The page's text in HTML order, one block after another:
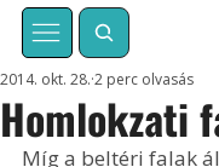
Homlokzati
2014. okt. 28. 2 perc olvasás
Míg a beltéri falak